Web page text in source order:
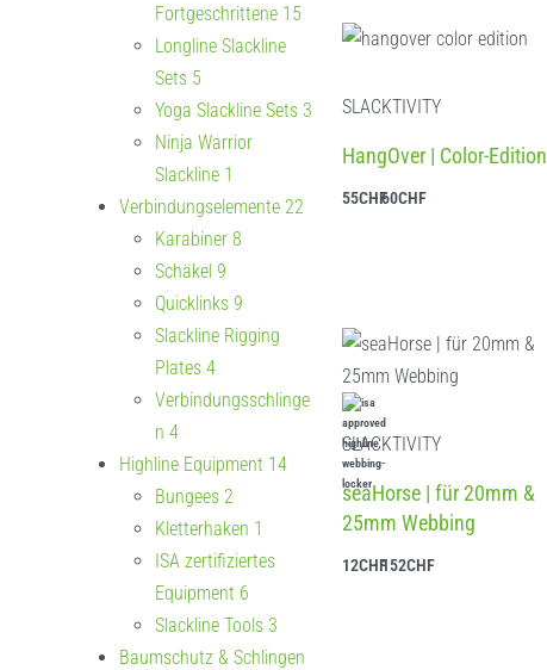
Fortgeschrittene 15
Longline Slackline
Sets 5
Yoga Slackline Sets 3
Ninja Warrior
Slackline 1
Verbindungselemente 22
Karabiner 8
Schäkel 9
Quicklinks 9
Slackline Rigging
Plates 4
Verbindungsschlinge
n 4
Highline Equipment 14
Bungees 2
Kletterhaken 1
ISA zertifiziertes
Equipment 6
Slackline Tools 3
Baumschutz & Schlingen
SLACKTIVITY
HangOver | Color-Edition
55CHF60CHF
SLACKTIVITY
seaHorse | für 20mm &
25mm Webbing
12CHF152CHF